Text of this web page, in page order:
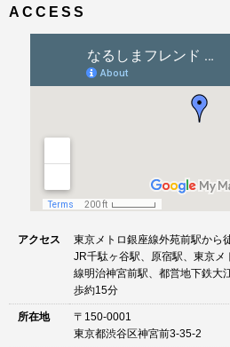
ゲACCESS
アクセス
東京メトロ銀座線外苑前駅から
JR千駄ヶ谷駅、原宿駅、東京メ
線明治神宮前駅、都営地下鉄大
歩約15分
所在地
〒150-0001
東京都渋谷区神宮前3-35-2